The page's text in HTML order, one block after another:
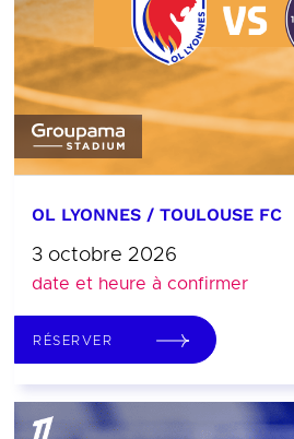
OL LYONNES / TOULOUSE FC
3 octobre 2026
date et heure à confirmer
RÉSERVER